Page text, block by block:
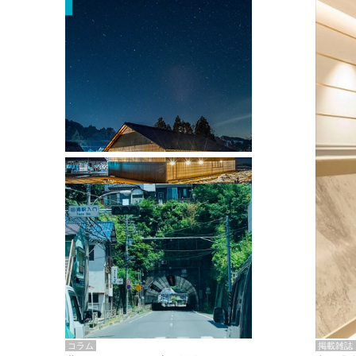
掲載雑誌
掲載雑誌・書籍
『街歩き研修「アールデコとモダニズ
ム、和風バロック」』のレポート記事が
掲載
コラム